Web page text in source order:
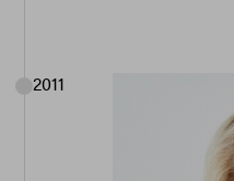
2011